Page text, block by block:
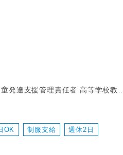
て、日々の療育(レッスン)やご両親
レッスン）の実施
OK 制服支給 週休2日